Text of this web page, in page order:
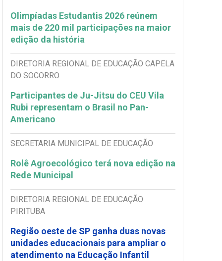
Olimpíadas Estudantis 2026 reúnem
mais de 220 mil participações na maior
edição da história
DIRETORIA REGIONAL DE EDUCAÇÃO CAPELA
DO SOCORRO
Participantes de Ju-Jitsu do CEU Vila
Rubi representam o Brasil no Pan-
Americano
SECRETARIA MUNICIPAL DE EDUCAÇÃO
Rolê Agroecológico terá nova edição na
Rede Municipal
DIRETORIA REGIONAL DE EDUCAÇÃO
PIRITUBA
Região oeste de SP ganha duas novas
unidades educacionais para ampliar o
atendimento na Educação Infantil